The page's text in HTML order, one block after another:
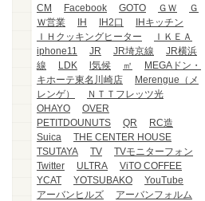
CM
Facebook GOTO ＧＷ
Ｇ
Ｗ営業
IH IH2口
IHキッチン
ＩＨクッキングヒーター
ＩＫＥＡ
iphone11
JR JR埼京線
JR横浜
線
LDK l気候 ㎡
MEGAドン・
キホーテ東名川崎店
Merengue（メ
レンゲ）
ＮＴＴフレッツ光
OHAYO
OVER
PETITDOUNUTS
QR
RC造
Suica
THE CENTER HOUSE
TSUTAYA
TV
TVモニターフォン
Twitter
ULTRA
ViTO COFFEE
YCAT
YOTSUBAKO
YouTube
アーバンヒルズ
アーバンフォルム